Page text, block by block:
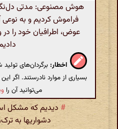
هوش مصنوعی: مدتی
فراموش کردیم و به نوعی
عوض، اطرافیان خود را
اخطار: برگردان‌های
بسیاری از موارد نادرستند. اگر
می‌توانید آن را
# دیدیم که مشکل
دشواریها به